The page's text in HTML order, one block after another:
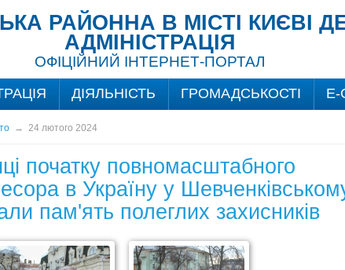
РАЙОННА В МІСТІ КИЄВІ
АДМІНІСТРАЦІЯ
ОФІЦІЙНИЙ ІНТЕРНЕТ-ПОРТАЛ
ДІЯЛЬНІСТЬ ГРОМАДСЬКОСТІ Е-
→ 24 лютого 2024
початку повномасштабного
в Україну у
пам'ять полеглих захисників